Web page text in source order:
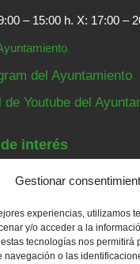
Gestionar
experiencias, utilizamos
y/o acceder a la
tecnologías nos permitirá
navegación o las
– 15:00 h. X: 17:00 –
del Ayuntamiento
de Youtube del
interés
Guardia Civil Torrelaguna
Casa de Niños